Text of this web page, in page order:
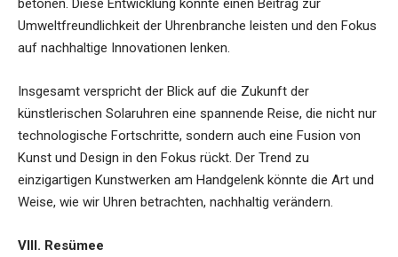
betonen. Diese Entwicklung könnte einen Beitrag zur
Umweltfreundlichkeit der Uhrenbranche leisten und den Fokus
auf nachhaltige Innovationen lenken.
Insgesamt verspricht der Blick auf die Zukunft der
künstlerischen Solaruhren eine spannende Reise, die nicht nur
technologische Fortschritte, sondern auch eine Fusion von
Kunst und Design in den Fokus rückt. Der Trend zu
einzigartigen Kunstwerken am Handgelenk könnte die Art und
Weise, wie wir Uhren betrachten, nachhaltig verändern.
VIII. Resümee